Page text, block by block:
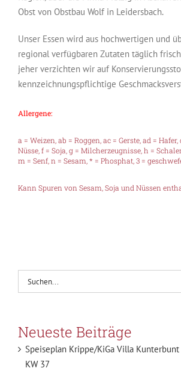
Obst von Obstbau Wolf in Leidersbach.
Unser Essen wird aus hochwertigen und
regional verfügbaren Zutaten täglich
jeher verzichten wir auf
kennzeichnungspflichtige
Allergene:
a = Weizen, ab = Roggen, ac = Gerste, ad = Hafer,
Nüsse, f = Soja, g = Milcherzeugnisse, h =
m = Senf, n = Sesam, * = Phosphat, 3 =
Kann Spuren von Sesam, Soja und Nüssen
Suche
nach:
Neueste Beiträge
Speiseplan Krippe/KiGa Villa
KW 37